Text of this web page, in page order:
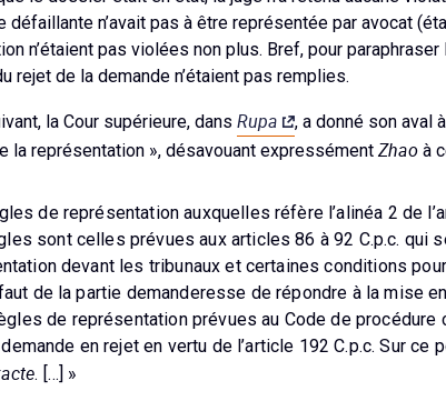
défaillante n’avait pas à être représentée par avocat
n’étaient pas violées non plus. Bref, pour
rejet de la demande n’étaient pas remplies.
la Cour supérieure, dans Rupa
, a donné son aval
la représentation », désavouant expressément Zhaoà
de représentation auxquelles réfère l’alinéa 2 de
sont celles prévues aux articles 86 à 92 C.p.c. qui
devant les tribunaux et certaines conditions
de la partie demanderesse de répondre à la mise
de représentation prévues au Code de
en rejet en vertu de l’article 192 C.p.c. Sur ce
. […] »